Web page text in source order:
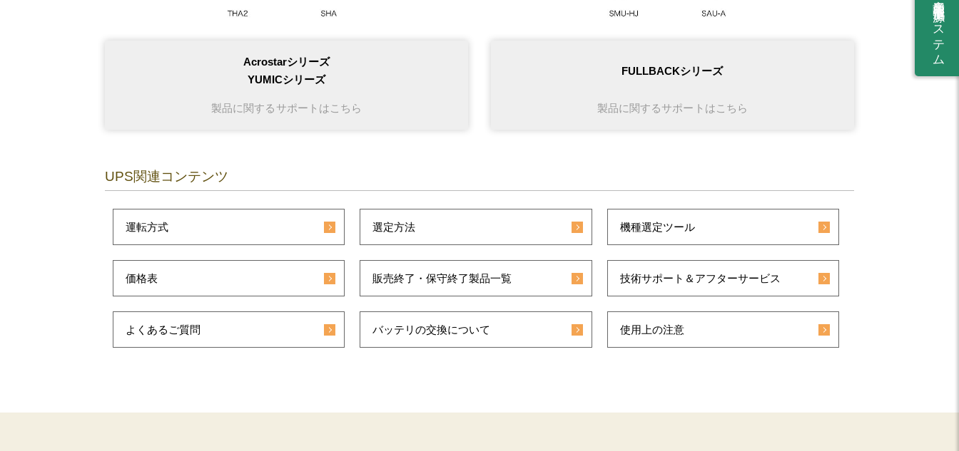
産業用蓄電池・電源システム
Acrostarシリーズ
YUMICシリーズ
製品に関するサポートはこちら
FULLBACKシリーズ
製品に関するサポートはこちら
UPS関連コンテンツ
運転方式 選定方法 機種選定ツール
価格表 販売終了・保守終了製品一覧 技術サポート＆アフターサービス
よくあるご質問 バッテリの交換について 使用上の注意